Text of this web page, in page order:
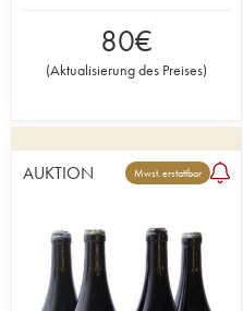
80€
(Aktualisierung des Preises)
AUKTION Mwst. erstattbar